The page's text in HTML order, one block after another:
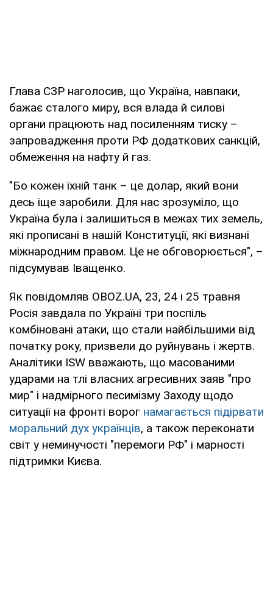
Глава СЗР наголосив, що Україна, навпаки,
бажає сталого миру, вся влада й силові
органи працюють над посиленням тиску –
запровадження проти РФ додаткових санкцій,
обмеження на нафту й газ.
"Бо кожен їхній танк – це долар, який вони
десь іще заробили. Для нас зрозуміло, що
Україна була і залишиться в межах тих земель,
які прописані в нашій Конституції, які визнані
міжнародним правом. Це не обговорюється", –
підсумував Іващенко.
Як повідомляв OBOZ.UA, 23, 24 і 25 травня
Росія завдала по Україні три поспіль
комбіновані атаки, що стали найбільшими від
початку року, призвели до руйнувань і жертв.
Аналітики ISW вважають, що масованими
ударами на тлі власних агресивних заяв "про
мир" і надмірного песимізму Заходу щодо
ситуації на фронті ворог намагається підірвати
моральний дух українців, а також переконати
світ у неминучості "перемоги РФ" і марності
підтримки Києва.